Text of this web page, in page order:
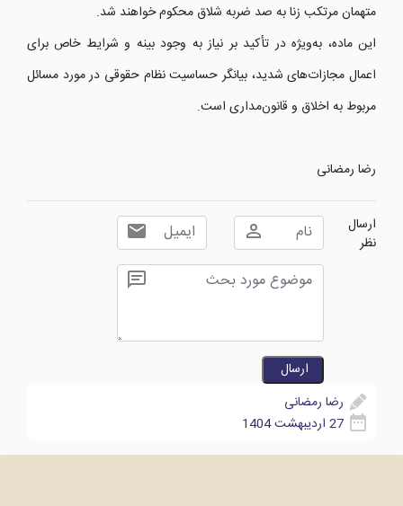
متهمان مرتکب زنا به صد ضربه شلاق محکوم خواهند شد.
این ماده، به‌ویژه در تأکید بر نیاز به وجود بینه و شرایط خاص برای
اعمال مجازات‌های شدید، بیانگر حساسیت نظام حقوقی در مورد مسائل
مربوط به اخلاق و قانون‌مداری است.
رضا رمضانی
ارسال
نظر
رضا رمضانی